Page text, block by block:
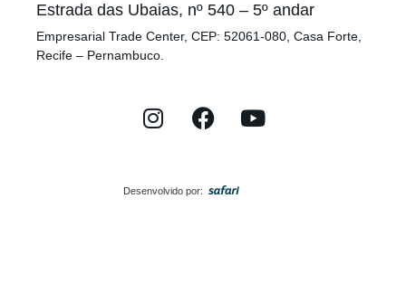
Estrada das Ubaias, nº 540 – 5º andar
Empresarial Trade Center, CEP: 52061-080, Casa Forte,
Recife – Pernambuco.
Desenvolvido por: